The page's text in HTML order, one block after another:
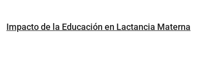
Impacto de la Educación en Lactancia Materna